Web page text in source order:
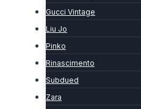
Gucci Vintage
Liu Jo
Pinko
Rinascimento
Subdued
Zara